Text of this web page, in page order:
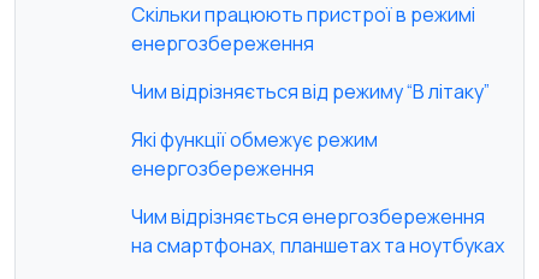
Скільки працюють пристрої в режимі
енергозбереження
Чим відрізняється від режиму “В літаку”
Які функції обмежує режим
енергозбереження
Чим відрізняється енергозбереження
на смартфонах, планшетах та ноутбуках